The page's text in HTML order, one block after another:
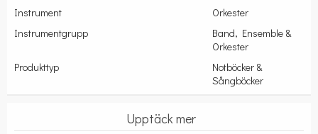
Instrument
Orkester
Instrumentgrupp
Band, Ensemble &
Orkester
Produkttyp
Notböcker &
Sångböcker
Upptäck mer